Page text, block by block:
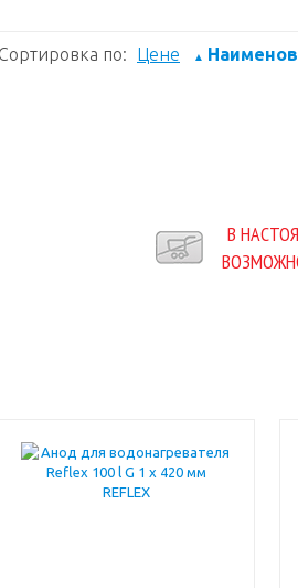
Сортировка по: Цене ▲
В